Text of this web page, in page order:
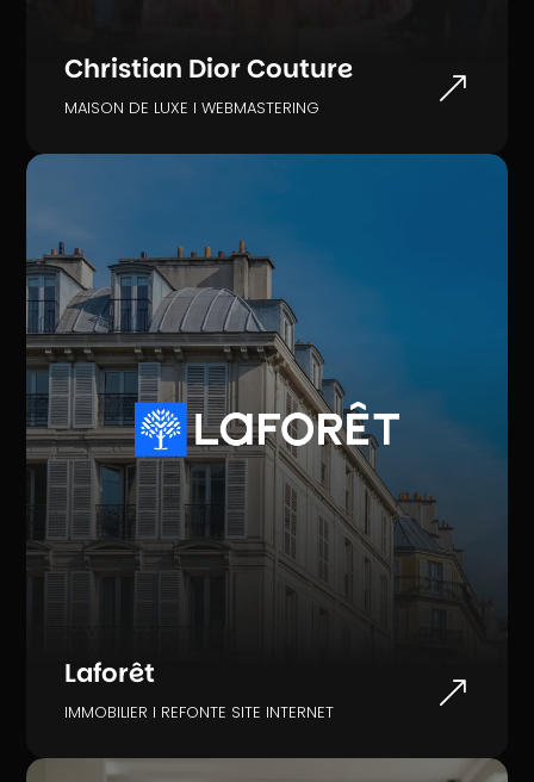
Christian Dior Couture
MAISON DE LUXE I WEBMASTERING
&
Laforêt
IMMOBILIER I REFONTE SITE INTERNET
&